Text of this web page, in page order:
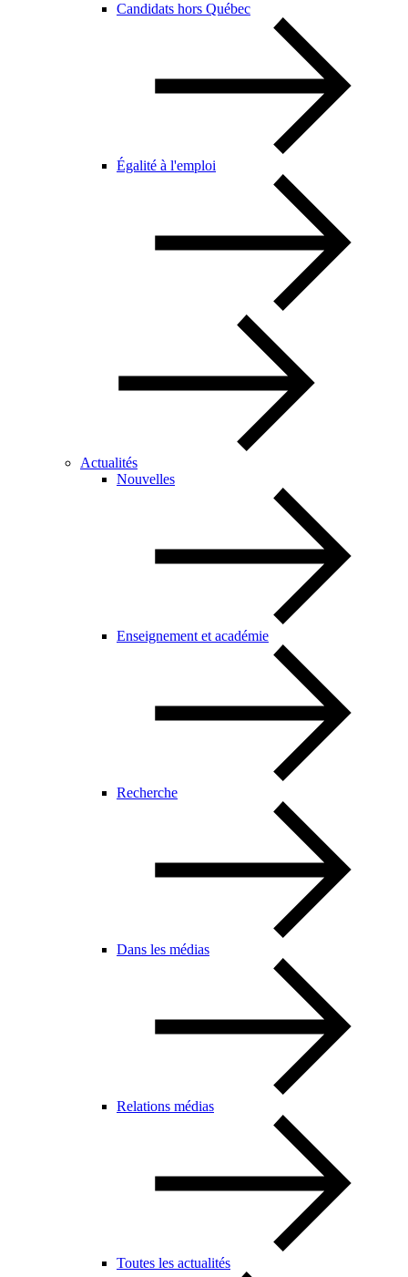
Candidats hors Québec
Égalité à l'emploi
Actualités
Nouvelles
Enseignement et académie
Recherche
Dans les médias
Relations médias
Toutes les actualités